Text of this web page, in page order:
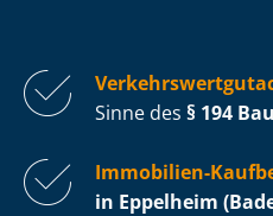
Sinne des § 194
Immobilien-
in Eppelheim